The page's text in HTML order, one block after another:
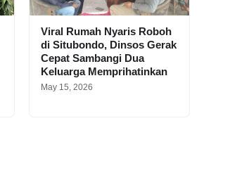
Viral Rumah Nyaris Roboh
di Situbondo, Dinsos Gerak
Cepat Sambangi Dua
Keluarga Memprihatinkan
May 15, 2026